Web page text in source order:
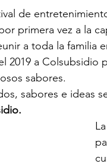
de
primera vez a la
a toda la familia
2019 a Colsubsidio
sabores.
sabores e ideas